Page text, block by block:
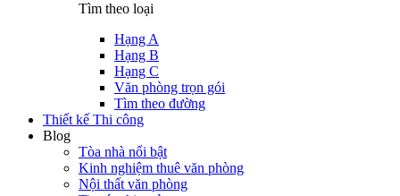
Tìm theo loại
Hạng A
Hạng B
Hạng C
Văn phòng trọn gói
Tìm theo đường
Thiết kế Thi công
Blog
Tòa nhà nổi bật
Kinh nghiệm thuê văn phòng
Nội thất văn phòng